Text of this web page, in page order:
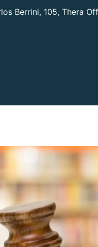
Berrini, 105, Thera